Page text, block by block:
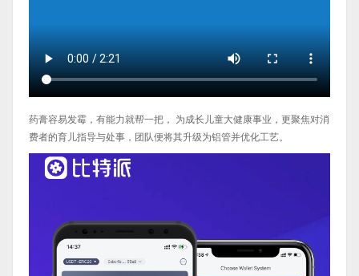
药膏容易发霉，有能力就帮一把， 为成长儿童大健康事业，更聚焦对消
费者的育儿指导与处事，团队便将其升级为铝管并优化工艺。